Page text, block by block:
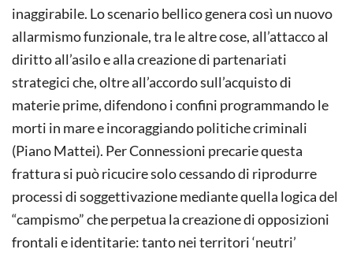
inaggirabile. Lo scenario bellico genera così un nuovo
allarmismo funzionale, tra le altre cose, all’attacco al
diritto all’asilo e alla creazione di partenariati
strategici che, oltre all’accordo sull’acquisto di
materie prime, difendono i confini programmando le
morti in mare e incoraggiando politiche criminali
(Piano Mattei). Per Connessioni precarie questa
frattura si può ricucire solo cessando di riprodurre
processi di soggettivazione mediante quella logica del
“campismo” che perpetua la creazione di opposizioni
frontali e identitarie: tanto nei territori ‘neutri’